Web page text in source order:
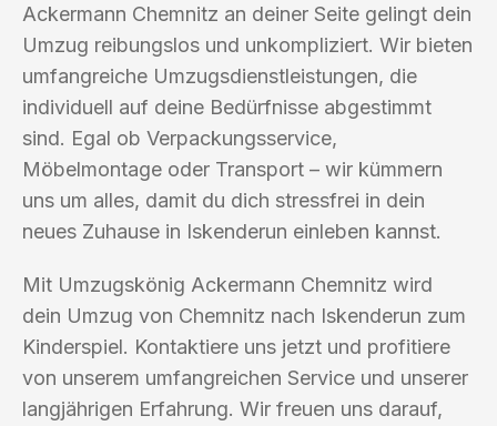
Ackermann Chemnitz an deiner Seite gelingt dein
Umzug reibungslos und unkompliziert. Wir bieten
umfangreiche Umzugsdienstleistungen, die
individuell auf deine Bedürfnisse abgestimmt
sind. Egal ob Verpackungsservice,
Möbelmontage oder Transport – wir kümmern
uns um alles, damit du dich stressfrei in dein
neues Zuhause in Iskenderun einleben kannst.
Mit Umzugskönig Ackermann Chemnitz wird
dein Umzug von Chemnitz nach Iskenderun zum
Kinderspiel. Kontaktiere uns jetzt und profitiere
von unserem umfangreichen Service und unserer
langjährigen Erfahrung. Wir freuen uns darauf,